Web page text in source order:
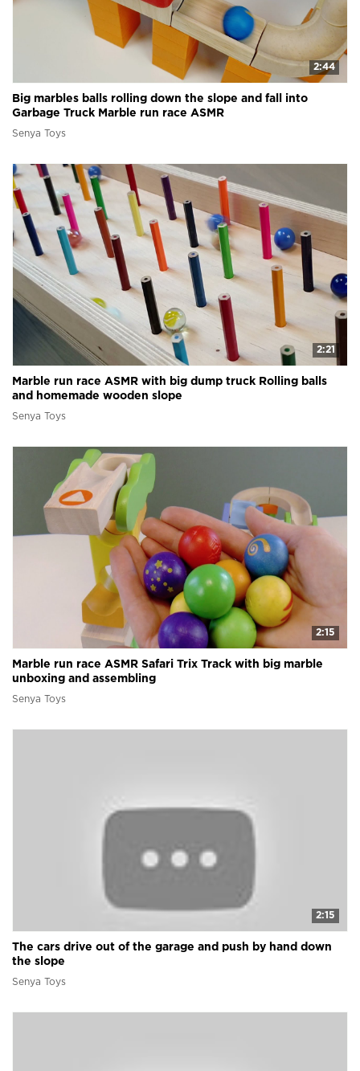
2:44
Big marbles balls rolling down the slope and fall into
Garbage Truck Marble run race ASMR
Senya Toys
2:21
Marble run race ASMR with big dump truck Rolling balls
and homemade wooden slope
Senya Toys
2:15
Marble run race ASMR Safari Trix Track with big marble
unboxing and assembling
Senya Toys
2:15
The cars drive out of the garage and push by hand down
the slope
Senya Toys